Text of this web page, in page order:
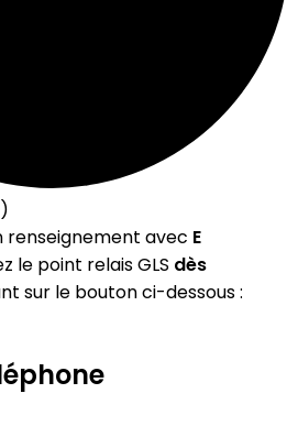
renseignement avec E
le point relais GLS dès
sur le bouton ci-dessous :